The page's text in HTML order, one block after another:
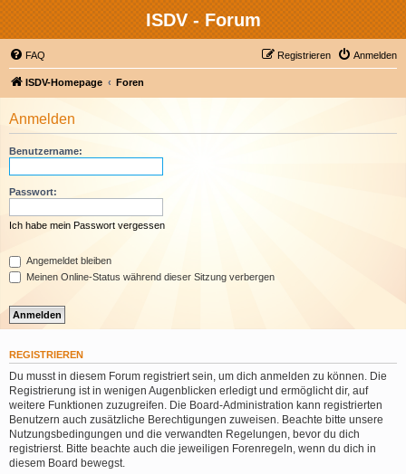
ISDV - Forum
FAQ Anmelden
Registrieren
ISDV-Homepage Foren
Anmelden
Benutzername:
Passwort:
Ich habe mein Passwort vergessen
Angemeldet bleiben
Meinen Online-Status während dieser Sitzung verbergen
REGISTRIEREN
Du musst in diesem Forum registriert sein, um dich anmelden zu können. Die
Registrierung ist in wenigen Augenblicken erledigt und ermöglicht dir, auf
weitere Funktionen zuzugreifen. Die Board-Administration kann registrierten
Benutzern auch zusätzliche Berechtigungen zuweisen. Beachte bitte unsere
Nutzungsbedingungen und die verwandten Regelungen, bevor du dich
registrierst. Bitte beachte auch die jeweiligen Forenregeln, wenn du dich in
diesem Board bewegst.